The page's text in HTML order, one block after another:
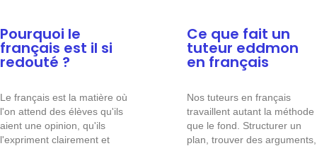
Pourquoi le
français est il si
redouté ?
Le français est la matière où
l'on attend des élèves qu'ils
aient une opinion, qu'ils
l'expriment clairement et
Ce que fait un
tuteur eddmon
en français
Nos tuteurs en français
travaillent autant la méthode
que le fond. Structurer un
plan, trouver des arguments,